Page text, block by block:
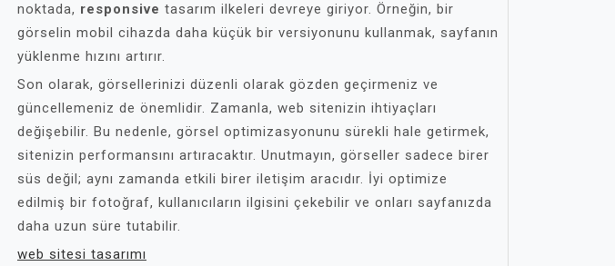
noktada, responsive tasarım ilkeleri devreye giriyor. Örneğin, bir
görselin mobil cihazda daha küçük bir versiyonunu kullanmak, sayfanın
yüklenme hızını artırır.
Son olarak, görsellerinizi düzenli olarak gözden geçirmeniz ve
güncellemeniz de önemlidir. Zamanla, web sitenizin ihtiyaçları
değişebilir. Bu nedenle, görsel optimizasyonunu sürekli hale getirmek,
sitenizin performansını artıracaktır. Unutmayın, görseller sadece birer
süs değil; aynı zamanda etkili birer iletişim aracıdır. İyi optimize
edilmiş bir fotoğraf, kullanıcıların ilgisini çekebilir ve onları sayfanızda
daha uzun süre tutabilir.
web sitesi tasarımı